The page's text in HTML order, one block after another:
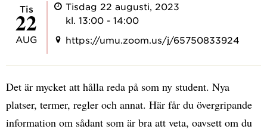
tis
22
AUG
Tisdag 22 augusti, 2023
kl. 13:00 - 14:00
https://umu.zoom.us/j/65750833924
Det är mycket att hålla reda på som ny student. Nya
platser, termer, regler och annat. Här får du övergripande
information om sådant som är bra att veta, oavsett om du